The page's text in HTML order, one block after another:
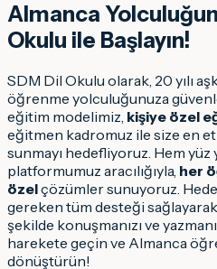
Almanca
Okulu ile Başlayın!
SDM Dil Okulu olarak, 20 yılı
öğrenme yolculuğunuza
eğitim modelimiz, kişiye özel
eğitmen kadromuz ile size en
sunmayı hedefliyoruz. Hem yüz
platformumuz aracılığıyla, her
özelçözümler sunuyoruz.
gereken tüm desteği sağlayarak,
şekilde konuşmanızı ve
harekete geçin ve Almanca
dönüştürün!